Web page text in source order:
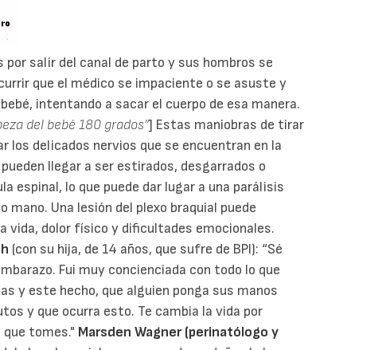
salir del canal de parto y sus hombros se
que el médico se impaciente o se asuste y
intentando a sacar el cuerpo de esa manera.
del bebé 180 grados”] Estas maniobras de tirar
los delicados nervios que se encuentran en la
llegar a ser estirados, desgarrados o
espinal, lo que puede dar lugar a una parálisis
mano. Una lesión del plexo braquial puede
vida, dolor físico y dificultades emocionales.
(con su hija, de 14 años, que sufre de BPI): “Sé
Fui muy concienciada con todo lo que
y este hecho, que alguien ponga sus manos
y que ocurra esto. Te cambia la vida por
tomes." Marsden Wagner (perinatólogo y